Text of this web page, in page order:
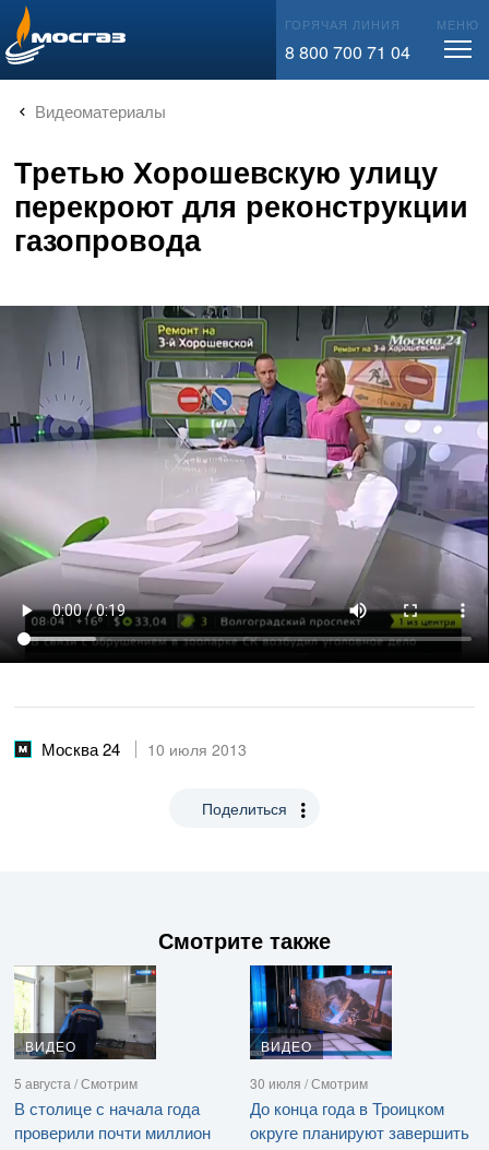
info@mos-gaz.ru ГОРЯЧАЯ ЛИНИЯ
8 800 700 71 04
МЕНЮ
Видеоматериалы
Третью Хорошевскую улицу
перекроют для реконструкции
газопровода
Москва 24 10 июля 2013
Поделиться
Смотрите также
ВИДЕО
5 августа / Смотрим
В столице с начала года
проверили почти миллион
ВИДЕО
30 июля / Смотрим
До конца года в Троицком
округе планируют завершить